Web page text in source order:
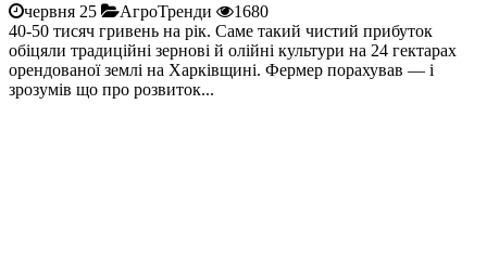
червня 25 АгроТренди
1680
40-50 тисяч гривень на рік. Саме такий чистий прибуток
обіцяли традиційні зернові й олійні культури на 24 гектарах
орендованої землі на Харківщині. Фермер порахував — і
зрозумів що про розвиток...